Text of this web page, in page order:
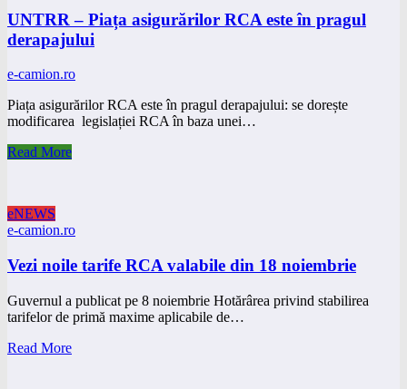
UNTRR – Piața asigurărilor RCA este în pragul
derapajului
e-camion.ro
Piața asigurărilor RCA este în pragul derapajului: se dorește
modificarea legislației RCA în baza unei…
Read More
eNEWS
e-camion.ro
Vezi noile tarife RCA valabile din 18 noiembrie
Guvernul a publicat pe 8 noiembrie Hotărârea privind stabilirea
tarifelor de primă maxime aplicabile de…
Read More